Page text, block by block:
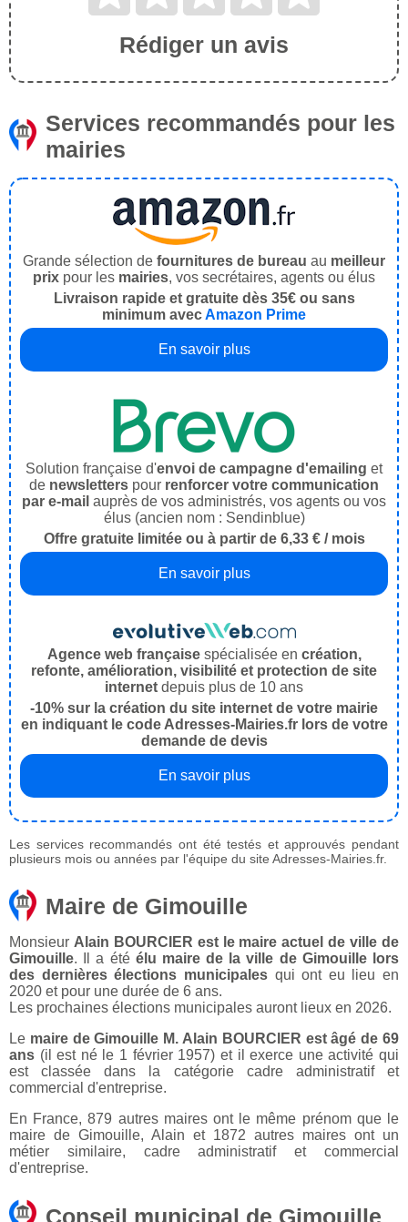
Rédiger un avis
Services recommandés pour les
mairies
Grande sélection de fournitures de bureau au meilleur
prix pour les mairies, vos secrétaires, agents ou élus
Livraison rapide et gratuite dès 35€ ou sans
minimum avecAmazon Prime
En savoir plus
Solution française d'envoi de campagne d'emailing et
de newsletters pour renforcer votre communication
par e-mail auprès de vos administrés, vos agents ou vos
élus (ancien nom : Sendinblue)
Offre gratuite limitée ou à partir de 6,33 € / mois
En savoir plus
Agence web françaisespécialisée en création,
refonte, amélioration, visibilité et protection de site
internet depuis plus de 10 ans
-10% sur la création du site internet de votre mairie
en indiquant le code Adresses-Mairies.fr lors de votre
demande de devis
En savoir plus
Les services recommandés ont été testés et approuvés pendant
plusieurs mois ou années par l'équipe du site Adresses-Mairies.fr.
Maire de Gimouille
Monsieur Alain BOURCIER est le maire actuel de ville de
Gimouille. Il a été élu maire de la ville de Gimouille lors
des dernières élections municipalesqui ont eu lieu en
2020 et pour une durée de 6 ans.
Les prochaines élections municipales auront lieux en 2026.
Le maire de Gimouille M. Alain BOURCIER est âgé de 69
ans (il est né le 1 février 1957) et il exerce une activité qui
est classée dans la catégorie cadre administratif et
commercial d'entreprise.
En France, 879 autres maires ont le même prénom que le
maire de Gimouille, Alain et 1872 autres maires ont un
métier similaire, cadre administratif et commercial
d'entreprise.
Conseil municipal de Gimouille